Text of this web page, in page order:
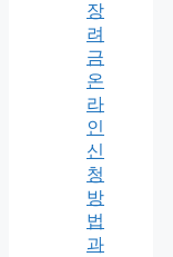
장
려
금
온
라
인
신
청
방
법
과